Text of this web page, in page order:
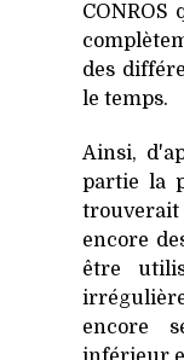
des
le temps.
Ainsi,
partie la
encore
être
encore